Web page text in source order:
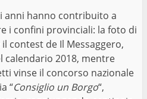
anni hanno contribuito a
i confini provinciali: la foto di
contest de Il Messaggero,
2018, mentre
vinse il concorso nazionale
“Consiglio un Borgo“,